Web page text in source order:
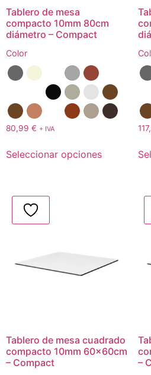
Tablero de mesa
compacto 10mm 80cm
diámetro – Compact
Color
80,99 € + IVA
Seleccionar opciones
Tablero de mesa cuadrado
compacto 10mm 60x60cm
– Compact
–